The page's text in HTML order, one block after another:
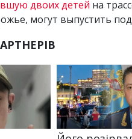
двоих детей на
могут выпустить под